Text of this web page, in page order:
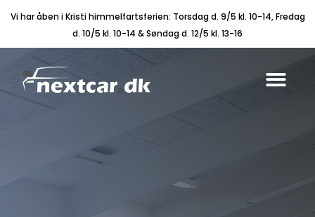
Vi har åben i Kristi himmelfartsferien: Torsdag d. 9/5 kl. 10-14, Fredag
d. 10/5 kl. 10-14 & Søndag d. 12/5 kl. 13-16